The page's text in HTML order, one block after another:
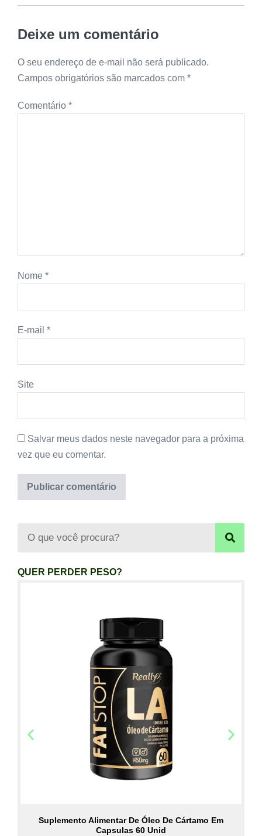
Deixe um comentário
O seu endereço de e-mail não será publicado.
Campos obrigatórios são marcados com *
Comentário *
Nome *
E-mail *
Site
Salvar meus dados neste navegador para a próxima
vez que eu comentar.
QUER PERDER PESO?
Suplemento Alimentar De Óleo De Cártamo Em
Capsulas 60 Unid